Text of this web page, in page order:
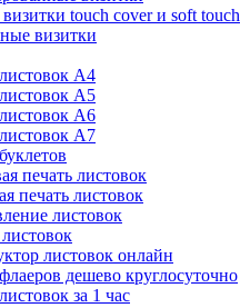
touch cover и soft touch
визитки
А4
А5
А6
А7
печать листовок
печать листовок
листовок
листовок онлайн
дешево круглосуточно
за 1 час